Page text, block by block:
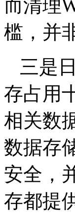
而清理
槛，并
三是
存占用
相关数
数据存
安全，
存都提